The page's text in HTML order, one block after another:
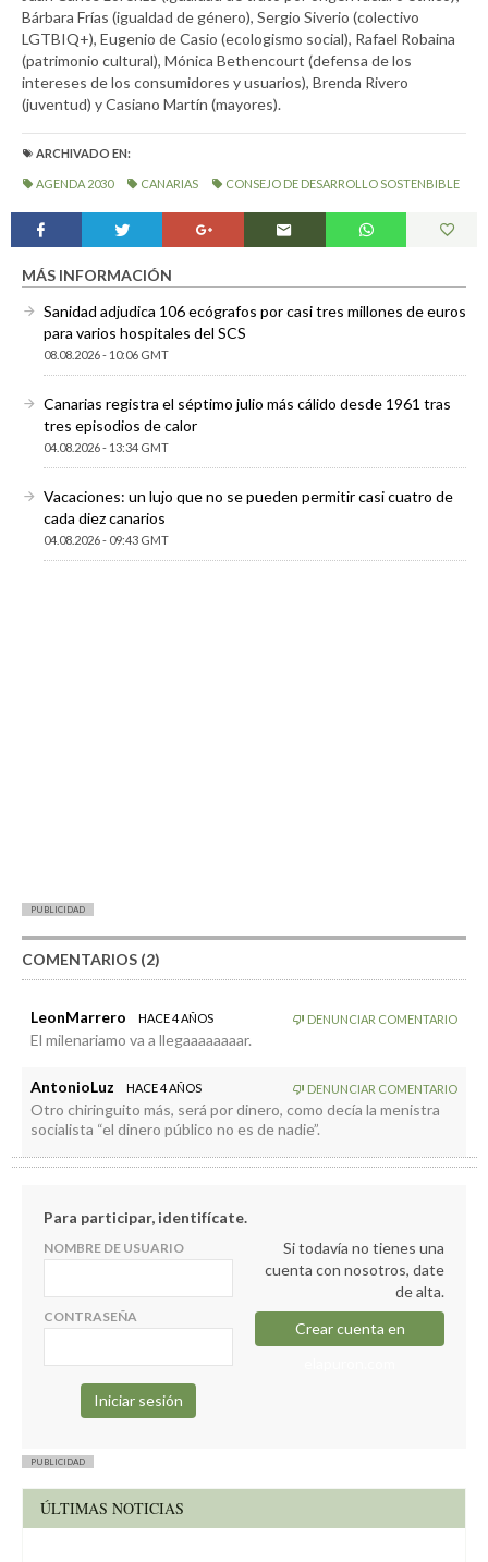
Bárbara Frías (igualdad de género), Sergio Siverio (colectivo
LGTBIQ+), Eugenio de Casio (ecologismo social), Rafael Robaina
(patrimonio cultural), Mónica Bethencourt (defensa de los
intereses de los consumidores y usuarios), Brenda Rivero
(juventud) y Casiano Martín (mayores).
ARCHIVADO EN:
AGENDA 2030 CANARIAS CONSEJO DE DESARROLLO SOSTENBIBLE
MÁS INFORMACIÓN
Sanidad adjudica 106 ecógrafos por casi tres millones de euros
para varios hospitales del SCS
08.08.2026 - 10:06 GMT
Canarias registra el séptimo julio más cálido desde 1961 tras
tres episodios de calor
04.08.2026 - 13:34 GMT
Vacaciones: un lujo que no se pueden permitir casi cuatro de
cada diez canarios
04.08.2026 - 09:43 GMT
PUBLICIDAD
COMENTARIOS (2)
LeonMarrero HACE 4 AÑOS DENUNCIAR COMENTARIO
El milenariamo va a llegaaaaaaaar.
AntonioLuz HACE 4 AÑOS DENUNCIAR COMENTARIO
Otro chiringuito más, será por dinero, como decía la menistra
socialista “el dinero público no es de nadie”.
Para participar, identifícate.
NOMBRE DE USUARIO
CONTRASEÑA
Si todavía no tienes una
cuenta con nosotros, date
de alta.
Crear cuenta en
PUBLICIDAD
ÚLTIMAS NOTICIAS